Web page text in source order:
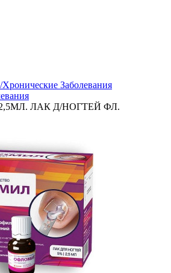
Заболевания
ЛАК Д/НОГТЕЙ ФЛ.